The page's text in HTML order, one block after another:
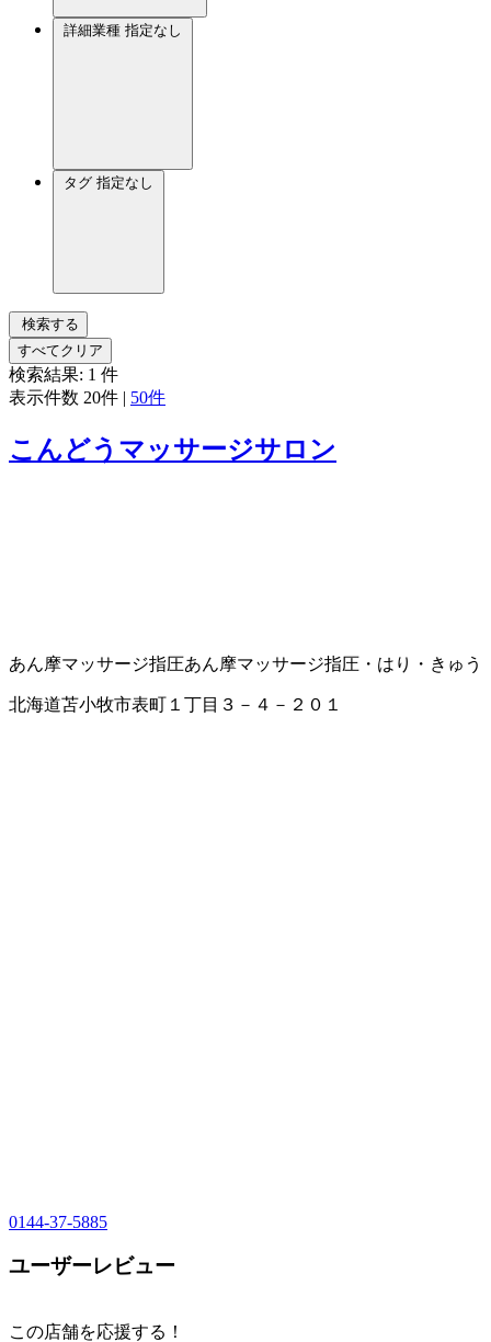
詳細業種 指定なし
タグ 指定なし
検索する
すべてクリア
検索結果: 1 件
表示件数 20件 | 50件
こんどうマッサージサロン
あん摩マッサージ指圧あん摩マッサージ指圧・はり・きゅう
北海道苫小牧市表町１丁目３－４－２０１
0144-37-5885
ユーザーレビュー
この店舗を応援する！